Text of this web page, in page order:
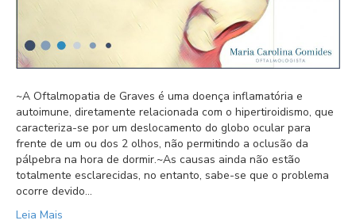
~A Oftalmopatia de Graves é uma doença inflamatória e
autoimune, diretamente relacionada com o hipertiroidismo, que
caracteriza-se por um deslocamento do globo ocular para
frente de um ou dos 2 olhos, não permitindo a oclusão da
pálpebra na hora de dormir.⁣⁣~As causas ainda não estão
totalmente esclarecidas, no entanto, sabe-se que o problema
ocorre devido…
Leia Mais